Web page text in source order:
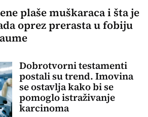
plaše muškaraca i šta je
oprez prerasta u fobiju
Dobrotvorni testamenti
postali su trend. Imovina
se ostavlja kako bi se
pomoglo istraživanje
karcinoma